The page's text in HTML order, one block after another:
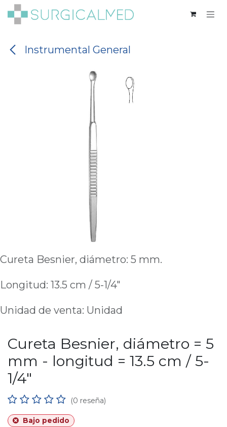
Ir al contenido
Instrumental General
Cureta Besnier, diámetro: 5 mm.
Longitud: 13.5 cm / 5-1/4"
Unidad de venta: Unidad
Cureta Besnier, diámetro = 5
mm - longitud = 13.5 cm / 5-
1/4"
(0 reseña)
Bajo pedido